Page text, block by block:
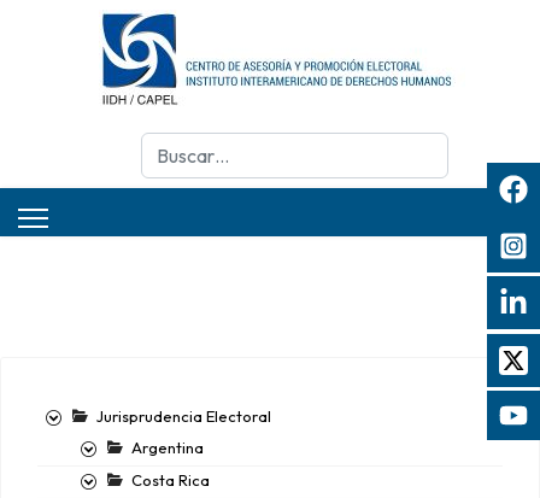
Buscar
Jurisprudencia Electoral
Argentina
Costa Rica